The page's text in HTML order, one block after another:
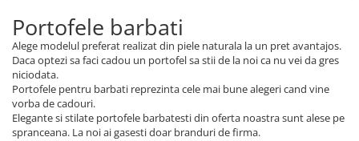
Portofele barbati
Alege modelul preferat realizat din piele naturala la un pret avantajos.
Daca optezi sa faci cadou un portofel sa stii de la noi ca nu vei da gres
niciodata.
Portofele pentru barbati reprezinta cele mai bune alegeri cand vine
vorba de cadouri.
Elegante si stilate portofele barbatesti din oferta noastra sunt alese pe
spranceana. La noi ai gasesti doar branduri de firma.